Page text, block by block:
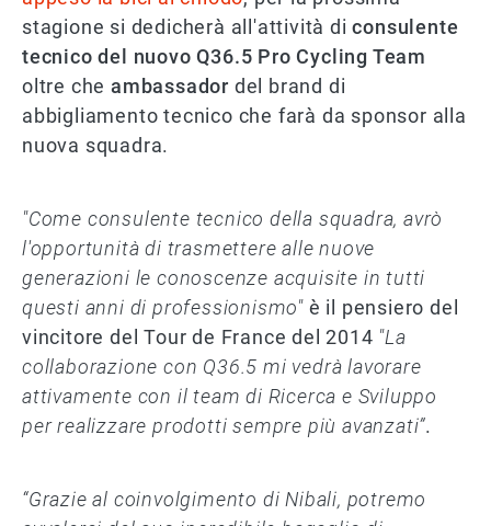
stagione si dedicherà all'attività diconsulente
tecnico del nuovo Q36.5 Pro Cycling Team
oltre cheambassador del brand di
abbigliamento tecnico che farà da sponsor alla
nuova squadra.
"Come consulente tecnico della squadra, avrò
l'opportunità di trasmettere alle nuove
generazioni le conoscenze acquisite in tutti
questi anni di professionismo" è il pensiero del
vincitore del Tour de France del 2014 "La
collaborazione con Q36.5 mi vedrà lavorare
attivamente con il team di Ricerca e Sviluppo
per realizzare prodotti sempre più avanzati”.
“Grazie al coinvolgimento di Nibali, potremo